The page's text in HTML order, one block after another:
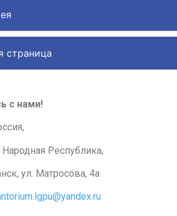
страница
с нами!
Народная Республика,
ул. Матросова, 4а